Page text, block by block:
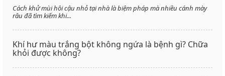
Cách khử mùi hôi cậu nhỏ tại nhà là biệm pháp mà nhiều cánh mày
râu đã tìm kiếm khi...
Khí hư màu trắng bột không ngứa là bệnh gì? Chữa
khỏi được không?